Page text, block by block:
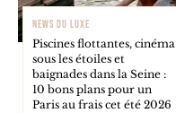
NEWS DU LUXE
Piscines flottantes, cinéma
sous les étoiles et
baignades dans la Seine :
10 bons plans pour un
Paris au frais cet été 2026